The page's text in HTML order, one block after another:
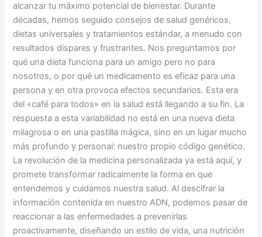
alcanzar tu máximo potencial de bienestar. Durante
décadas, hemos seguido consejos de salud genéricos,
dietas universales y tratamientos estándar, a menudo con
resultados dispares y frustrantes. Nos preguntamos por
qué una dieta funciona para un amigo pero no para
nosotros, o por qué un medicamento es eficaz para una
persona y en otra provoca efectos secundarios. Esta era
del «café para todos» en la salud está llegando a su fin. La
respuesta a esta variabilidad no está en una nueva dieta
milagrosa o en una pastilla mágica, sino en un lugar mucho
más profundo y personal: nuestro propio código genético.
La revolución de la medicina personalizada ya está aquí, y
promete transformar radicalmente la forma en que
entendemos y cuidamos nuestra salud. Al descifrar la
información contenida en nuestro ADN, podemos pasar de
reaccionar a las enfermedades a prevenirlas
proactivamente, diseñando un estilo de vida, una nutrición